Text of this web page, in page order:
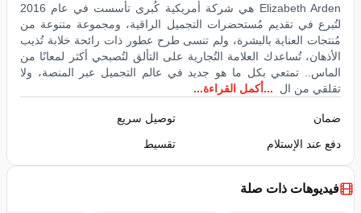
Elizabeth Arden هي شركة أمريكية كُبرى تأسست في عام 2016
لتُبرع في تقديم مُستحضرات التجميل الراقية، ومجموعة متنوعة من
مُنتجات العناية بالبشرة، ولم تنسى طرح عطور ذات رائحة خلابة تُذيب
الأذهان، تُساعدك العلامة التُجارية على التألق لتُصبحي أكثر لمعانًا من
الماس.. تمتعي بكل ما هو جديد في عالم التجميل عبر المنصة، ولا
تقلقي من ال
...أكمل القراءة...
ضمان
توصيل سريع
دفع عند الإستلام
تقسيط
فيديوهات ذات صلة